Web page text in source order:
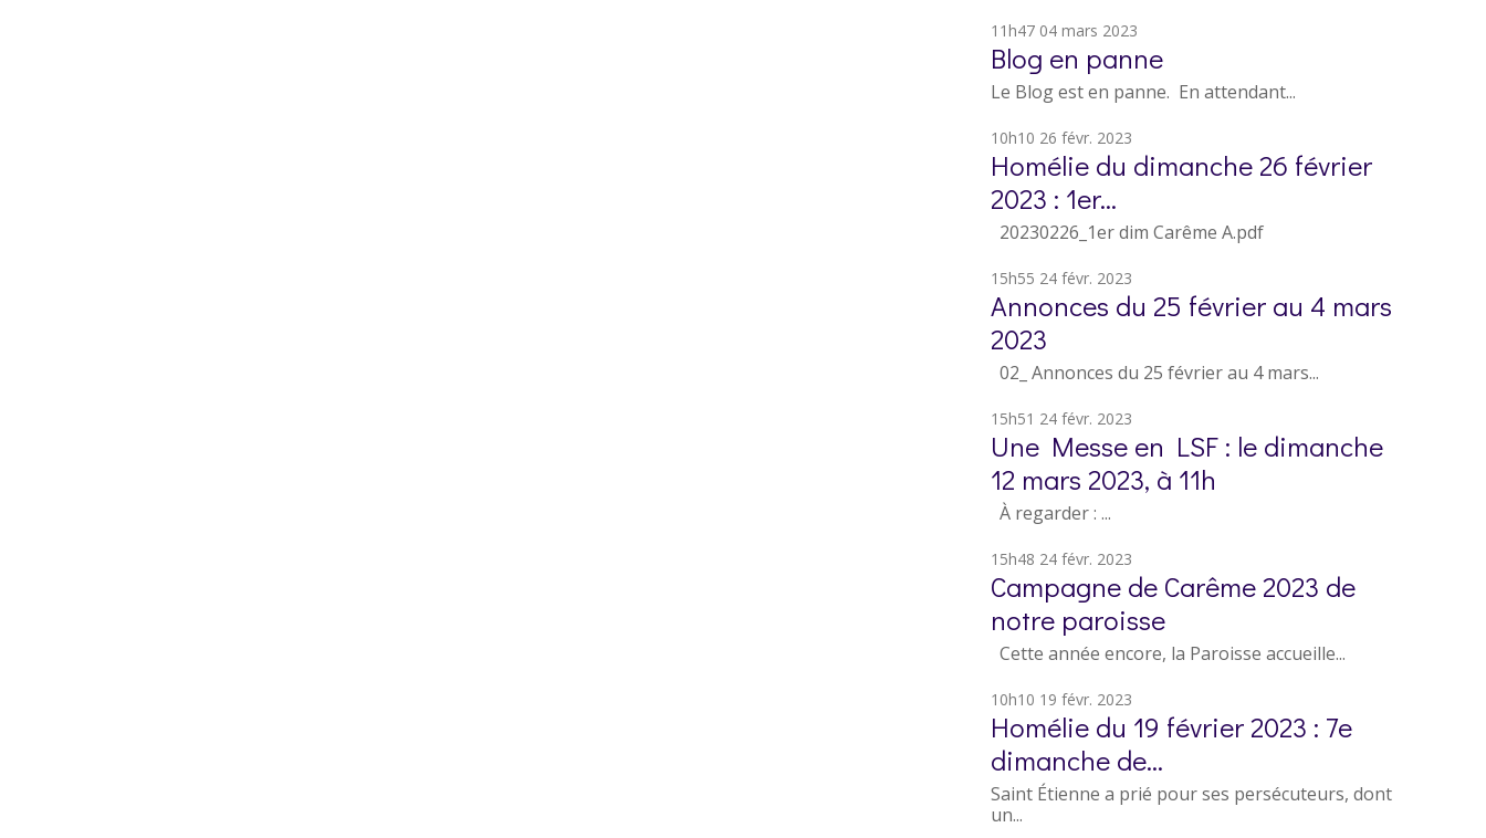
11h47 04 mars 2023
Blog en panne
Le Blog est en panne. En attendant...
10h10 26 févr. 2023
Homélie du dimanche 26 février
2023 : 1er...
20230226_1er dim Carême A.pdf
15h55 24 févr. 2023
Annonces du 25 février au 4 mars
2023
02_ Annonces du 25 février au 4 mars...
15h51 24 févr. 2023
Une Messe en LSF : le dimanche
12 mars 2023, à 11h
À regarder : ...
15h48 24 févr. 2023
Campagne de Carême 2023 de
notre paroisse
Cette année encore, la Paroisse accueille...
10h10 19 févr. 2023
Homélie du 19 février 2023 : 7e
dimanche de...
Saint Étienne a prié pour ses persécuteurs, dont
un...